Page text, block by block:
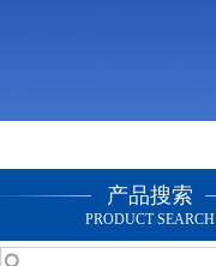
产品搜索
PRODUCT SEARCH